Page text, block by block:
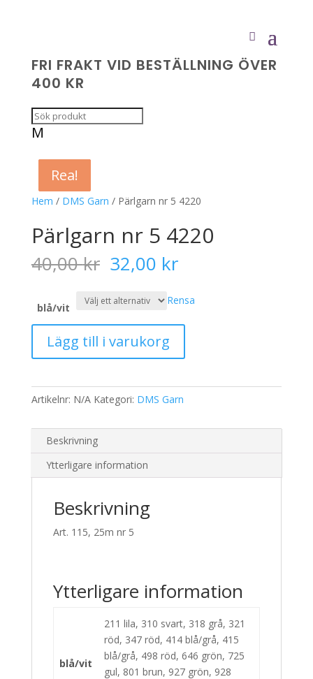
FRI FRAKT VID BESTÄLLNING ÖVER
400 KR
M
Hem / DMS Garn / Pärlgarn nr 5 4220
Rea!
Pärlgarn nr 5 4220
40,00kr Det
ursprungliga
priset
var:
40,00 kr.
32,00 krDet
priset
är:
32,00 kr.
blå/vit
Rensa
5
mängd
Lägg till i varukorg
Artikelnr: N/A Kategori: DMS Garn
Beskrivning
Ytterligare information
Beskrivning
Art. 115, 25m nr 5
Ytterligare information
blå/vit
211 lila, 310 svart, 318 grå, 321
röd, 347 röd, 414 blå/grå, 415
blå/grå, 498 röd, 646 grön, 725
gul, 801 brun, 927 grön, 928
Rea!
Rea!
Rea!